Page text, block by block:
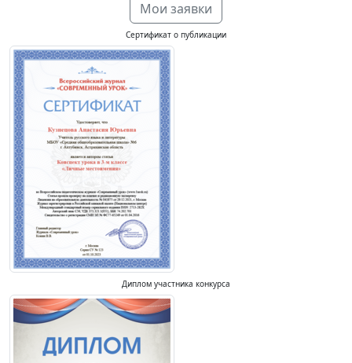
Мои заявки
Сертификат о публикации
Диплом участника конкурса